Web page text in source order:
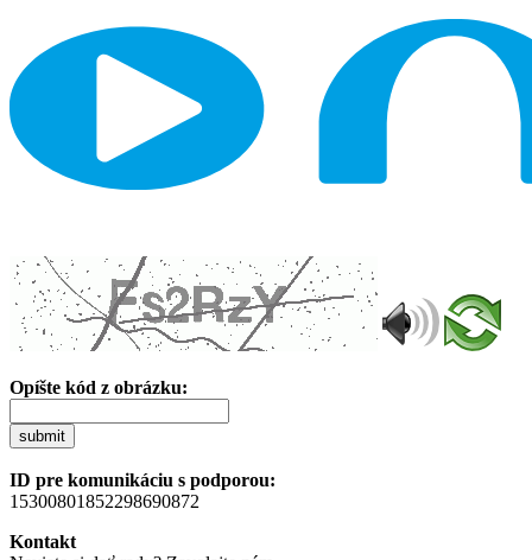
Opíšte kód z obrázku:
submit
ID pre komunikáciu s podporou:
15300801852298690872
Kontakt